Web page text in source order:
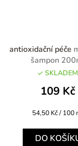
antioxidační péče
šampon
SKLADEM
109 Kč
Měrná
54,50 Kč / 100
DO